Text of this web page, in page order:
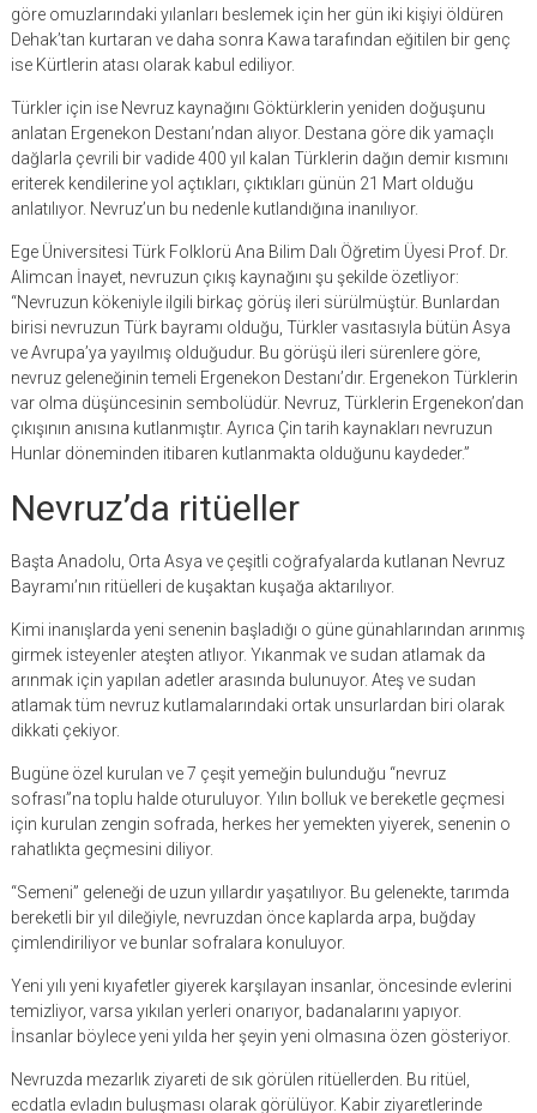
göre omuzlarındaki yılanları beslemek için her gün iki kişiyi öldüren
Dehak’tan kurtaran ve daha sonra Kawa tarafından eğitilen bir genç
ise Kürtlerin atası olarak kabul ediliyor.
Türkler için ise Nevruz kaynağını Göktürklerin yeniden doğuşunu
anlatan Ergenekon Destanı’ndan alıyor. Destana göre dik yamaçlı
dağlarla çevrili bir vadide 400 yıl kalan Türklerin dağın demir kısmını
eriterek kendilerine yol açtıkları, çıktıkları günün 21 Mart olduğu
anlatılıyor. Nevruz’un bu nedenle kutlandığına inanılıyor.
Ege Üniversitesi Türk Folklorü Ana Bilim Dalı Öğretim Üyesi Prof. Dr.
Alimcan İnayet, nevruzun çıkış kaynağını şu şekilde özetliyor:
“Nevruzun kökeniyle ilgili birkaç görüş ileri sürülmüştür. Bunlardan
birisi nevruzun Türk bayramı olduğu, Türkler vasıtasıyla bütün Asya
ve Avrupa’ya yayılmış olduğudur. Bu görüşü ileri sürenlere göre,
nevruz geleneğinin temeli Ergenekon Destanı’dır. Ergenekon Türklerin
var olma düşüncesinin sembolüdür. Nevruz, Türklerin Ergenekon’dan
çıkışının anısına kutlanmıştır. Ayrıca Çin tarih kaynakları nevruzun
Hunlar döneminden itibaren kutlanmakta olduğunu kaydeder.”
Nevruz’da ritüeller
Başta Anadolu, Orta Asya ve çeşitli coğrafyalarda kutlanan Nevruz
Bayramı’nın ritüelleri de kuşaktan kuşağa aktarılıyor.
Kimi inanışlarda yeni senenin başladığı o güne günahlarından arınmış
girmek isteyenler ateşten atlıyor. Yıkanmak ve sudan atlamak da
arınmak için yapılan adetler arasında bulunuyor. Ateş ve sudan
atlamak tüm nevruz kutlamalarındaki ortak unsurlardan biri olarak
dikkati çekiyor.
Bugüne özel kurulan ve 7 çeşit yemeğin bulunduğu “nevruz
sofrası”na toplu halde oturuluyor. Yılın bolluk ve bereketle geçmesi
için kurulan zengin sofrada, herkes her yemekten yiyerek, senenin o
rahatlıkta geçmesini diliyor.
“Semeni” geleneği de uzun yıllardır yaşatılıyor. Bu gelenekte, tarımda
bereketli bir yıl dileğiyle, nevruzdan önce kaplarda arpa, buğday
çimlendiriliyor ve bunlar sofralara konuluyor.
Yeni yılı yeni kıyafetler giyerek karşılayan insanlar, öncesinde evlerini
temizliyor, varsa yıkılan yerleri onarıyor, badanalarını yapıyor.
İnsanlar böylece yeni yılda her şeyin yeni olmasına özen gösteriyor.
Nevruzda mezarlık ziyareti de sık görülen ritüellerden. Bu ritüel,
ecdatla evladın buluşması olarak görülüyor. Kabir ziyaretlerinde